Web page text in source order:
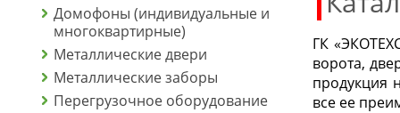
Домофоны (индивидуальные и
многоквартирные)
Металлические двери
Металлические заборы
Перегрузочное оборудование
ГК
ворота,
продукция
все ее